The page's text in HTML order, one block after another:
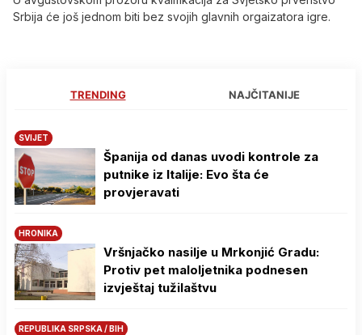
Srbija će još jednom biti bez svojih glavnih orgaizatora igre.
TRENDING NAJČITANIJE
SVIJET
Španija od danas uvodi kontrole za
putnike iz Italije: Evo šta će
provjeravati
HRONIKA
Vršnjačko nasilje u Mrkonjić Gradu:
Protiv pet maloljetnika podnesen
izvještaj tužilaštvu
REPUBLIKA SRPSKA / BIH